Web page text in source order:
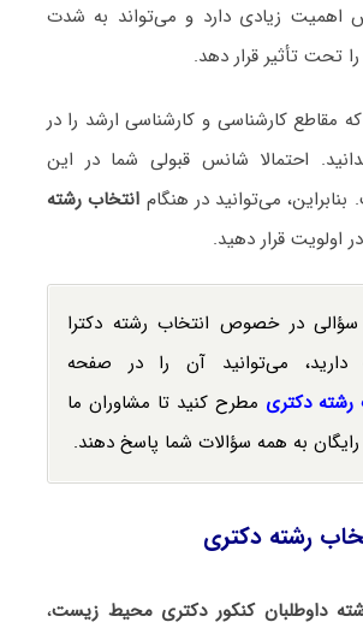
اهمیت زیادی دارد و می‌تواند به شدت
تحت تأثیر قرار دهد.
مقاطع کارشناسی و کارشناسی ارشد را در
بدانید. احتمالا شانس قبولی شما در این
می‌توانید در هنگام انتخاب رشته
اولویت قرار دهید.
در خصوص انتخاب رشته دکترا
می‌توانید آن را در صفحه
رشته دکتری مطرح کنید تا مشاوران ما
به همه سؤالات شما پاسخ دهند.
رشته دکتری
داوطلبان کنکور دکتری محیط‌ زیست،